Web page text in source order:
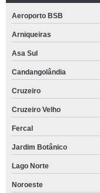
Aeroporto BSB
Arniqueiras
Asa Sul
Candangolândia
Cruzeiro
Cruzeiro Velho
Fercal
Jardim Botânico
Lago Norte
Noroeste